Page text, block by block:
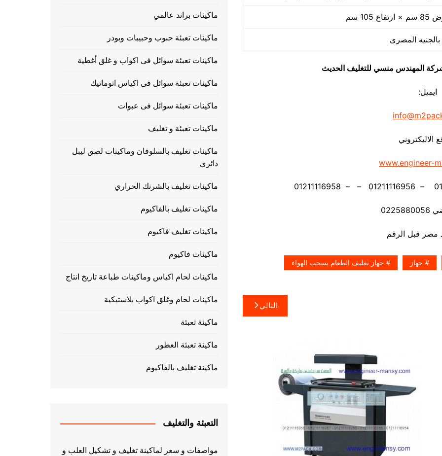
شركة المهندس منسي للتغليف الحديث
ايميل:
الاليكتروني
www.engineer-
جهاز جهاز تغليف الطعام بسحب الهواء
التالي
ماكينات براند عالمي
ماكينات تعبئة حبوب وحبيبات وبودر
ماكينات تعبئة سوائل فى اكواب و غلق أغطية
ماكينات تعبئة سوائل فى اكياس اتوماتيك
ماكينات تعبئة سوائل فى عبوات
ماكينات تعبئة و تغليف
ماكينات تغليف بالسلوفان وماكينات لصق ليبل
دائري
ماكينات تغليف بالشرنك الحراري
ماكينات تغليف بالفاكيوم
ماكينات تغليف فاكيوم
ماكينات فاكيوم
ماكينات لحام اكياس وماكينات طباعة تاريخ انتاج
ماكينات لحام وغلق اكواب بلاستيكية
ماكينة تعبئة
ماكينة تعبئة العطور
ماكينة تغليف بالفاكيوم
التعبئة والتغليف
مواصفات و سعر لماكينة تغليف و تشكيل العلب و